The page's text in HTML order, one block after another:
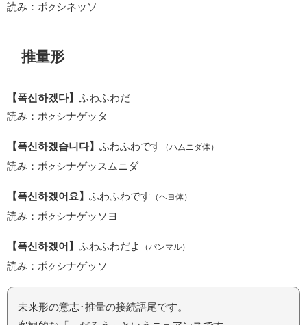
読み：ポク シネッソ
推量形
【폭신하겠다】 ふわふわだ
読み：ポク シナゲッタ
【폭신하겠습니다】 ふわふわです （ハムニダ体）
読み：ポク シナゲッスムニダ
【폭신하겠어요】 ふわふわです （ヘヨ体）
読み：ポク シナゲッソヨ
【폭신하겠어】 ふわふわだよ （パンマル）
読み：ポク シナゲッソ
未来形の意志･推量の接続語尾です。